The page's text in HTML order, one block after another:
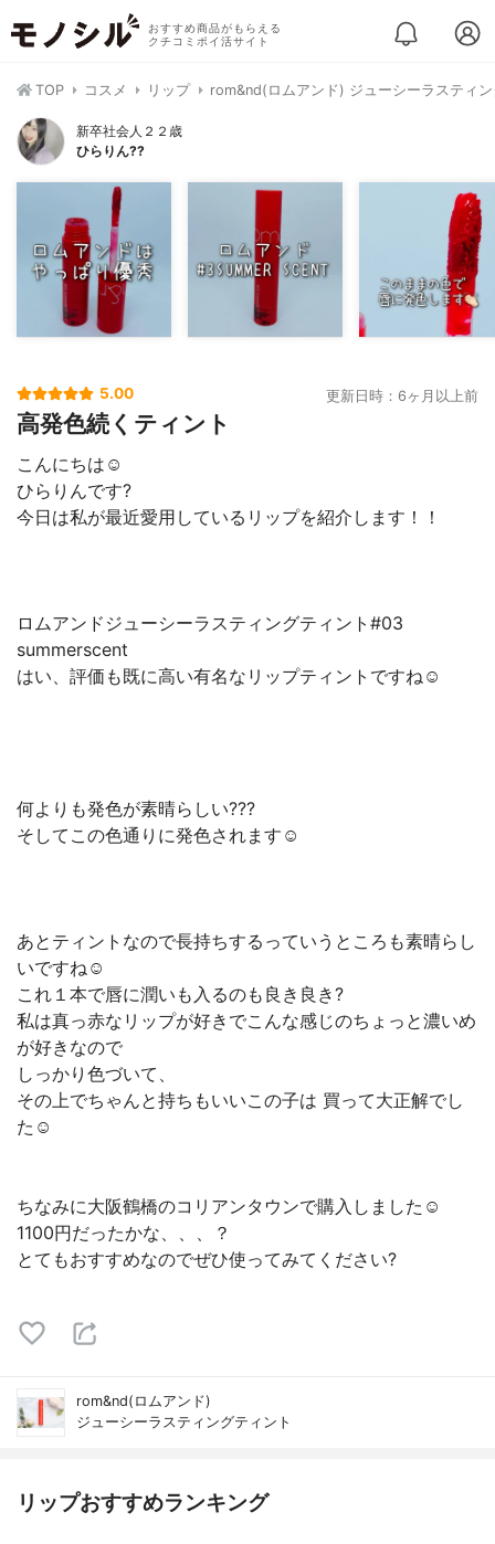
おすすめ商品がもらえる
クチコミポイ活サイト
TOP コスメ リップ rom&nd(ロムアンド) ジューシーラスティ
新卒社会人２２歳
ひらりん??
5.00 更新日時：6ヶ月以上前
高発色続くティント
こんにちは☺️
ひらりんです?
今日は私が最近愛用しているリップを紹介します！！
ロムアンドジューシーラスティングティント#03
summerscent
はい、評価も既に高い有名なリップティントですね☺️
何よりも発色が素晴らしい???
そしてこの色通りに発色されます☺️
あとティントなので長持ちするっていうところも素晴らし
いですね☺️
これ１本で唇に潤いも入るのも良き良き?
私は真っ赤なリップが好きでこんな感じのちょっと濃いめ
が好きなので
しっかり色づいて、
その上でちゃんと持ちもいいこの子は 買って大正解でし
た☺️
ちなみに大阪鶴橋のコリアンタウンで購入しました☺️
1100円だったかな、、、？
とてもおすすめなのでぜひ使ってみてください?
rom&nd(ロムアンド)
ジューシーラスティングティント
リップおすすめランキング